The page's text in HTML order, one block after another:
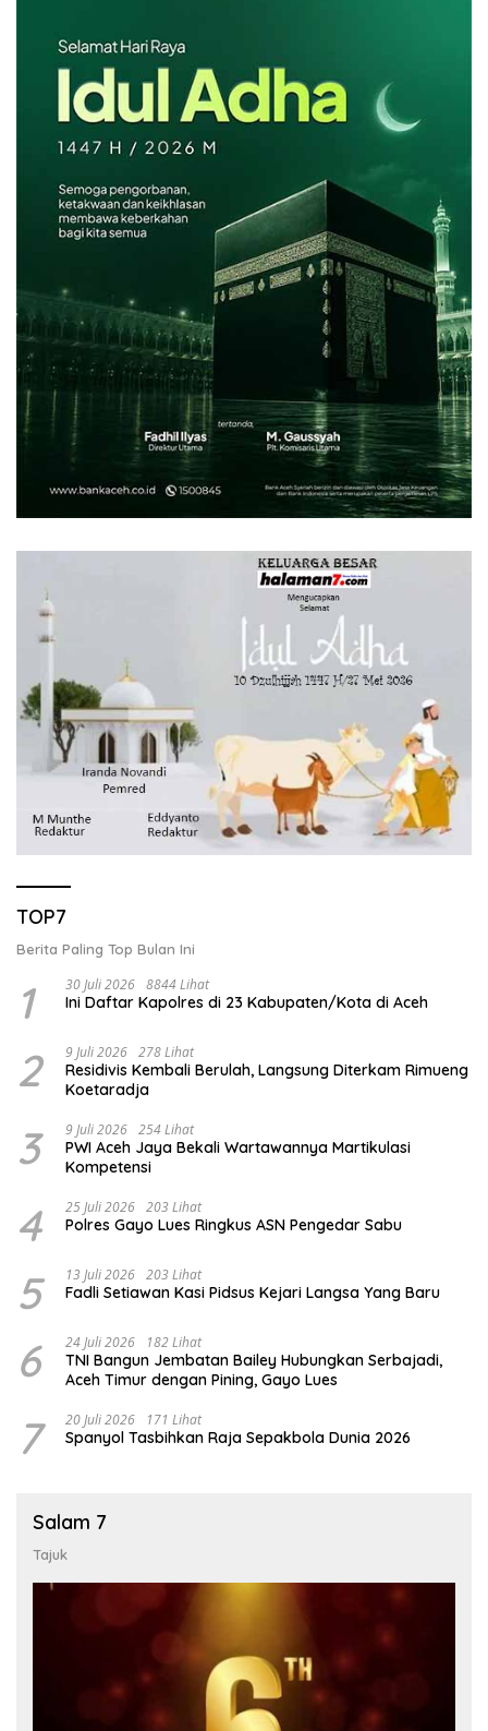
TOP7
Berita Paling Top Bulan Ini
1 30 Juli 2026 8844 Lihat
Ini Daftar Kapolres di 23 Kabupaten/Kota di Aceh
2 9 Juli 2026 278 Lihat
Residivis Kembali Berulah, Langsung Diterkam Rimueng
Koetaradja
3 9 Juli 2026 254 Lihat
PWI Aceh Jaya Bekali Wartawannya Martikulasi
Kompetensi
4 25 Juli 2026 203 Lihat
Polres Gayo Lues Ringkus ASN Pengedar Sabu
5 13 Juli 2026 203 Lihat
Fadli Setiawan Kasi Pidsus Kejari Langsa Yang Baru
6 24 Juli 2026 182 Lihat
TNI Bangun Jembatan Bailey Hubungkan Serbajadi,
Aceh Timur dengan Pining, Gayo Lues
7 20 Juli 2026 171 Lihat
Spanyol Tasbihkan Raja Sepakbola Dunia 2026
Salam 7
Tajuk